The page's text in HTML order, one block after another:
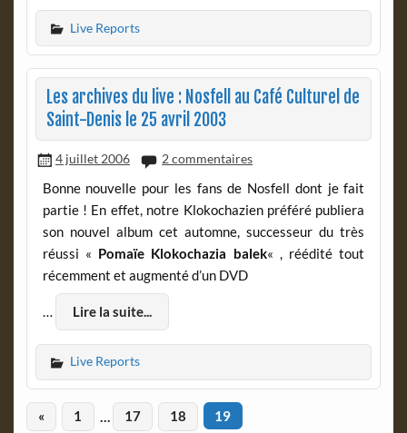
Live Reports
Les archives du live : Nosfell au Café Culturel de
Saint-Denis le 25 avril 2003
4 juillet 2006 2 commentaires
Bonne nouvelle pour les fans de Nosfell dont je fait
partie ! En effet, notre Klokochazien préféré publiera
son nouvel album cet automne, successeur du très
réussi « Pomaïe Klokochazia balek« , réédité tout
récemment et augmenté d’un DVD
… Lire la suite...
Live Reports
« 1 17 18 19